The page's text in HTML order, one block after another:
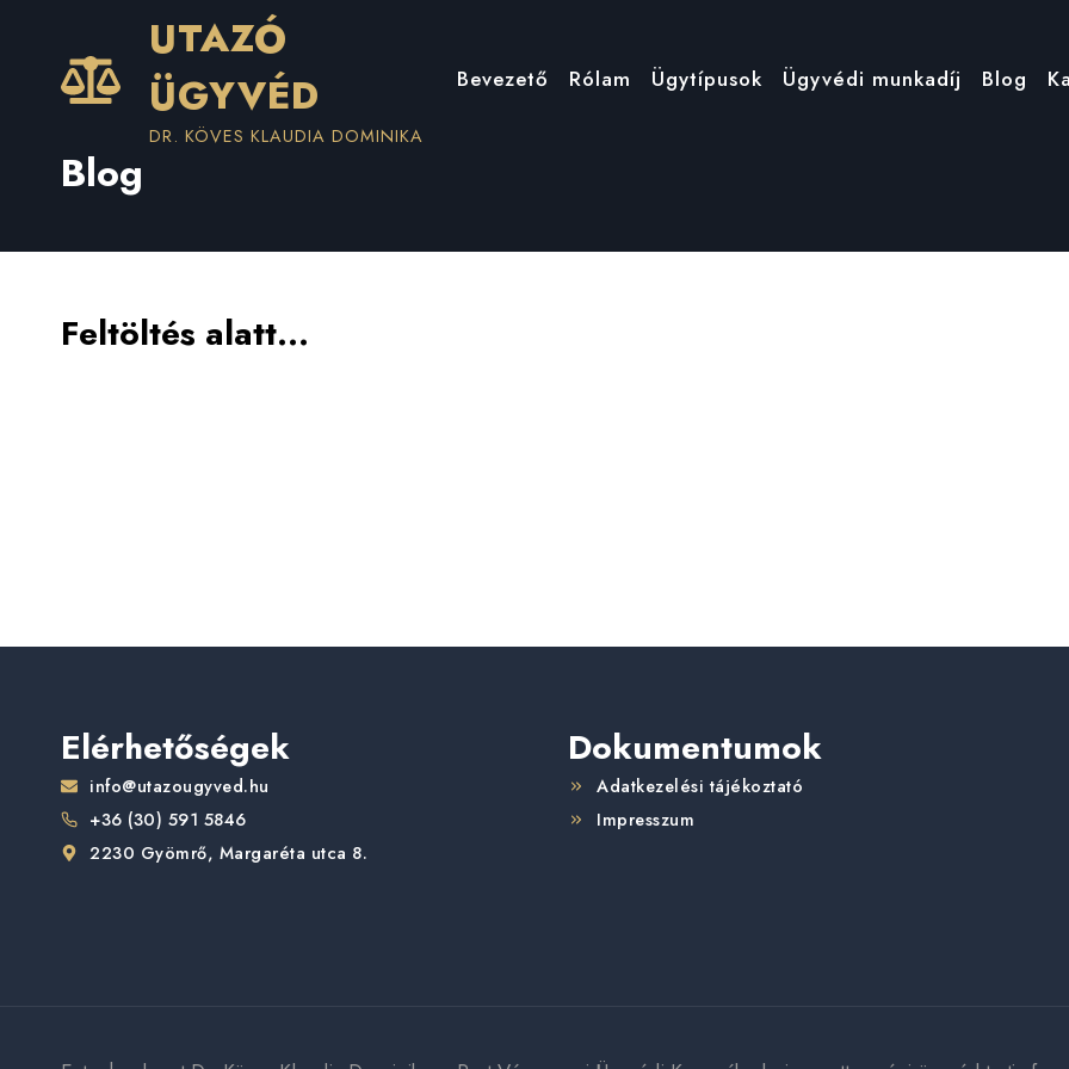
content
UTAZÓ
ÜGYVÉD
DR. KÖVES KLAUDIA DOMINIKA
Bevezető Rólam Ügytípusok Ügyvédi munkadíj Blog
Blog
Feltöltés alatt…
Elérhetőségek
info@utazougyved.hu
+36 (30) 591 5846
2230 Gyömrő, Margaréta utca 8.
Dokumentumok
Adatkezelési tájékoztató
Impresszum